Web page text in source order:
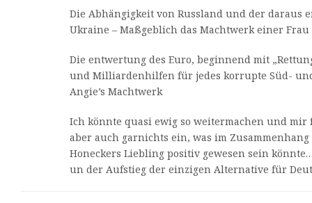
Die Abhängigkeit von Russland und der daraus
Ukraine – Maßgeblich das Machtwerk einer Frau
Die entwertung des Euro, beginnend mit
und Milliardenhilfen für jedes korrupte Süd-
Angie’s Machtwerk
Ich könnte quasi ewig so weitermachen und
aber auch garnichts ein, was im
Honeckers Liebling positiv gewesen sein
un der Aufstieg der einzigen Alternative für